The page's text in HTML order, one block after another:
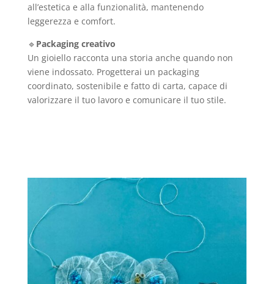
all’estetica e alla funzionalità, mantenendo
leggerezza e comfort.
🔹 Packaging creativo
Un gioiello racconta una storia anche quando non
viene indossato. Progetterai un packaging
coordinato, sostenibile e fatto di carta, capace di
valorizzare il tuo lavoro e comunicare il tuo stile.